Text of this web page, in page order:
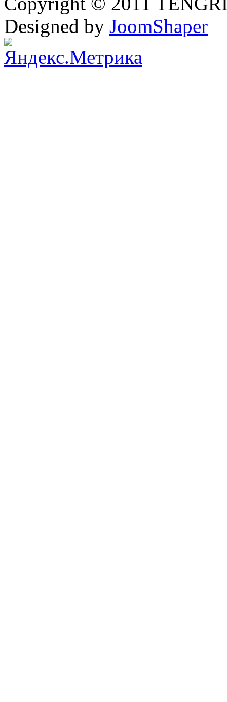
Designed by JoomShaper